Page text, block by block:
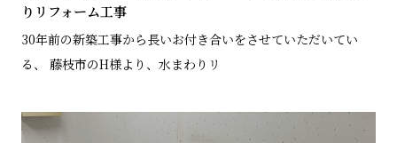
りリフォーム工事
30年前の新築工事から長いお付き合いをさせていただいてい
る、 藤枝市のH様より、水まわりリ